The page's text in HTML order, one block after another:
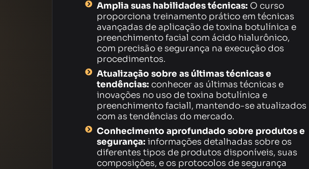
Amplia suas habilidades técnicas: O curso
proporciona treinamento prático em técnicas
avançadas de aplicação de toxina botulínica e
preenchimento facial com ácido hialurônico,
com precisão e segurança na execução dos
procedimentos.
Atualização sobre as últimas técnicas e
tendências: conhecer as últimas técnicas e
inovações no uso de toxina botulínica e
preenchimento faciall, mantendo-se atualizados
com as tendências do mercado.
Conhecimento aprofundado sobre produtos e
segurança: informações detalhadas sobre os
diferentes tipos de produtos disponíveis, suas
composições, e os protocolos de segurança